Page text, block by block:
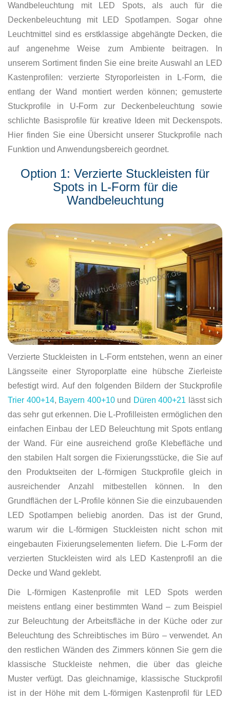
Wandbeleuchtung mit LED Spots, als auch für die
Deckenbeleuchtung mit LED Spotlampen. Sogar ohne
Leuchtmittel sind es erstklassige abgehängte Decken, die
auf angenehme Weise zum Ambiente beitragen. In
unserem Sortiment finden Sie eine breite Auswahl an LED
Kastenprofilen: verzierte Styroporleisten in L-Form, die
entlang der Wand montiert werden können; gemusterte
Stuckprofile in U-Form zur Deckenbeleuchtung sowie
schlichte Basisprofile für kreative Ideen mit Deckenspots.
Hier finden Sie eine Übersicht unserer Stuckprofile nach
Funktion und Anwendungsbereich geordnet.
Option 1: Verzierte Stuckleisten für
Spots in L-Form für die
Wandbeleuchtung
Verzierte Stuckleisten in L-Form entstehen, wenn an einer
Längsseite einer Styroporplatte eine hübsche Zierleiste
befestigt wird. Auf den folgenden Bildern der Stuckprofile
Trier 400+14, Bayern 400+10und Düren 400+21 lässt sich
das sehr gut erkennen. Die L-Profilleisten ermöglichen den
einfachen Einbau der LED Beleuchtung mit Spots entlang
der Wand. Für eine ausreichend große Klebefläche und
den stabilen Halt sorgen die Fixierungsstücke, die Sie auf
den Produktseiten der L-förmigen Stuckprofile gleich in
ausreichender Anzahl mitbestellen können. In den
Grundflächen der L-Profile können Sie die einzubauenden
LED Spotlampen beliebig anorden. Das ist der Grund,
warum wir die L-förmigen Stuckleisten nicht schon mit
eingebauten Fixierungselementen liefern. Die L-Form der
verzierten Stuckleisten wird als LED Kastenprofil an die
Decke und Wand geklebt.
Die L-förmigen Kastenprofile mit LED Spots werden
meistens entlang einer bestimmten Wand – zum Beispiel
zur Beleuchtung der Arbeitsfläche in der Küche oder zur
Beleuchtung des Schreibtisches im Büro – verwendet. An
den restlichen Wänden des Zimmers können Sie gern die
klassische Stuckleiste nehmen, die über das gleiche
Muster verfügt. Das gleichnamige, klassische Stuckprofil
ist in der Höhe mit dem L-förmigen Kastenprofil für LED